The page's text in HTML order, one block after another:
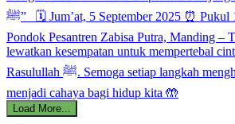
Load More...